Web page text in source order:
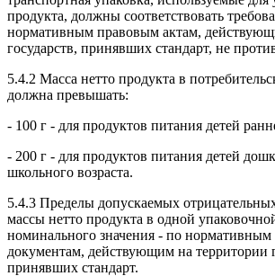
продукта, должны соответствовать
нормативным правовым актам,
государств, принявших стандарт, не
5.4.2 Масса нетто продукта в
должна превышать:
- 100 г - для продуктов питания детей
- 200 г - для продуктов питания детей
школьного возраста.
5.4.3 Пределы допускаемых
массы нетто продукта в одной
номинального значения - по
документам, действующим на территории
принявших стандарт.